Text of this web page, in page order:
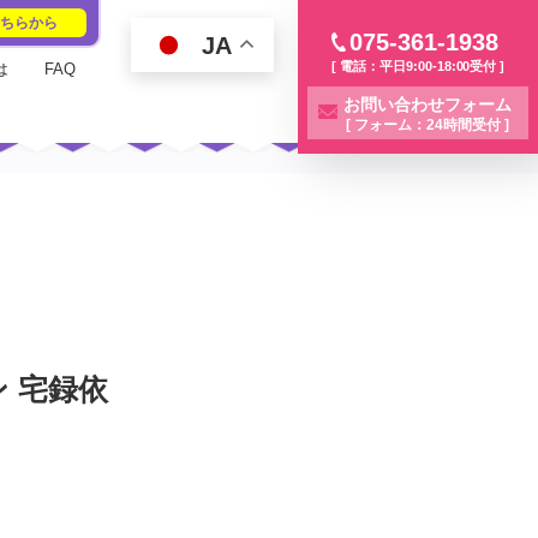
らから
FAQ
075-361-1938
[ 電話：平日9:00-18:00受付 ]
お問い合わせフォーム
[ フォーム：24時間受付 ]
宅録依
JA